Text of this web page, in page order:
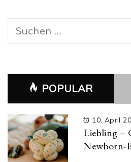
Suchen
POPULAR
10. April
Liebling –
Newborn-